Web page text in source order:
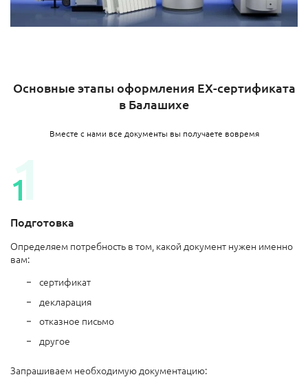
Основные этапы оформления EX-сертификата
в Балашихе
Вместе с нами все документы вы получаете вовремя
Подготовка
Определяем потребность в том, какой документ нужен именно
вам:
сертификат
декларация
отказное письмо
другое
Запрашиваем необходимую документацию: